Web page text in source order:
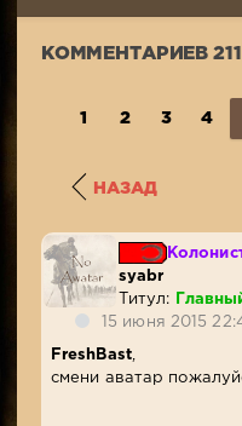
КОММЕНТАРИЕВ 211
1 2 3 4
НАЗАД
syabr
Титул:
15 июня 2015
FreshBast,
смени аватар